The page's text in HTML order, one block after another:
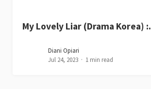
My Lovely Liar (Drama Korea)
Diani Opiari
Jul 24, 2023
1 min read